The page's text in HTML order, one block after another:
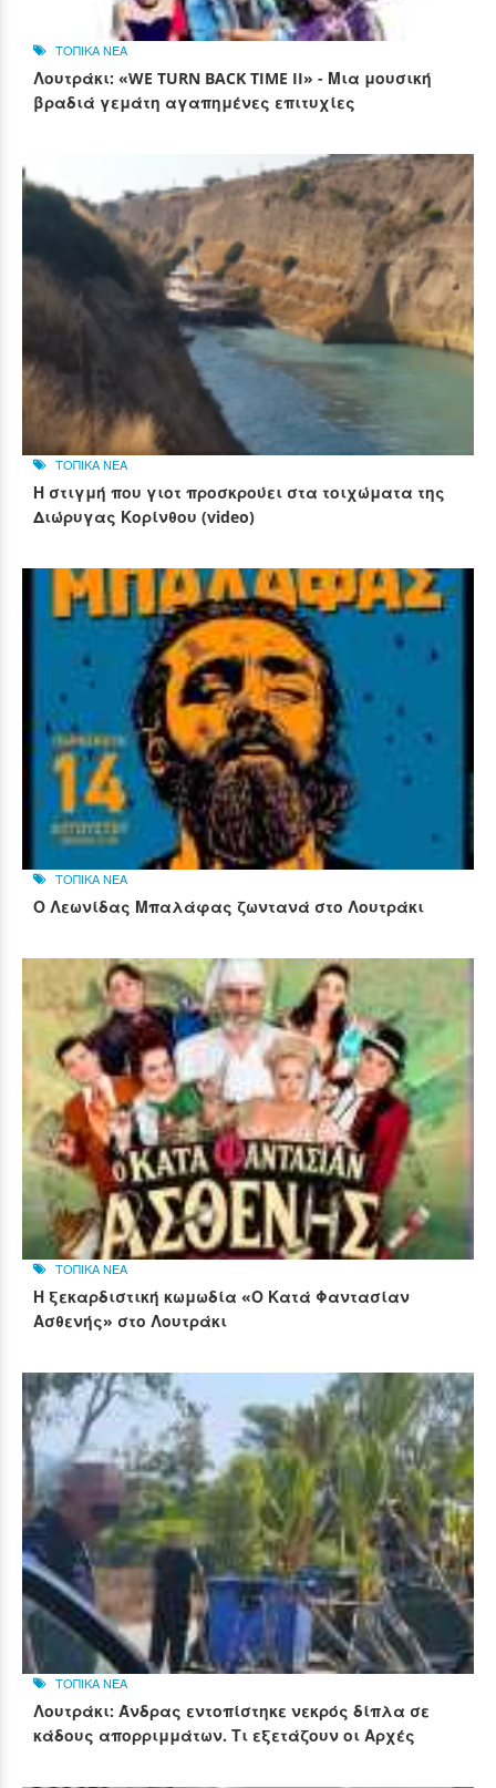
ΤΟΠΙΚΑ ΝΕΑ
Λουτράκι: «WE TURN BACK TIME II» - Μια μουσική
βραδιά γεμάτη αγαπημένες επιτυχίες
ΤΟΠΙΚΑ ΝΕΑ
Η στιγμή που γιοτ προσκρούει στα τοιχώματα της
Διώρυγας Κορίνθου (video)
ΤΟΠΙΚΑ ΝΕΑ
Ο Λεωνίδας Μπαλάφας ζωντανά στο Λουτράκι
ΤΟΠΙΚΑ ΝΕΑ
Η ξεκαρδιστική κωμωδία «Ο Κατά Φαντασίαν
Ασθενής» στο Λουτράκι
ΤΟΠΙΚΑ ΝΕΑ
Λουτράκι: Άνδρας εντοπίστηκε νεκρός δίπλα σε
κάδους απορριμμάτων. Τι εξετάζουν οι Αρχές